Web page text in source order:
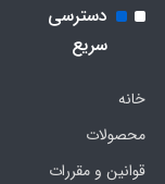
دسترسی
سریع
خانه
محصولات
قوانین و مقررات